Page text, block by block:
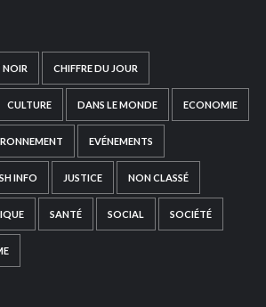
NOIR CHIFFRE DU JOUR
CULTURE DANS LE MONDE ECONOMIE
EVÉNEMENTS
INFO JUSTICE NON CLASSÉ
SANTÉ SOCIAL SOCIÉTÉ